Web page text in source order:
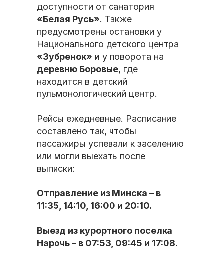
доступности от санатория
«Белая Русь». Также
предусмотрены остановки у
Национального детского центра
«Зубренок» и у поворота на
деревню Боровые, где
находится в детский
пульмонологический центр.
Рейсы ежедневные. Расписание
составлено так, чтобы
пассажиры успевали к заселению
или могли выехать после
выписки:
Отправление из Минска – в
11:35, 14:10, 16:00 и 20:10.
Выезд из курортного поселка
Нарочь – в 07:53, 09:45 и 17:08.